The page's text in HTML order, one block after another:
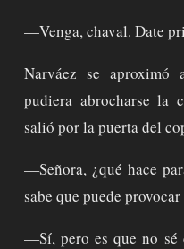
—Venga, chaval. Date
Narváez se
pudiera abrocharse la
salió por la puerta del
—Señora, ¿qué hace
sabe que puede
—Sí, pero es que no sé